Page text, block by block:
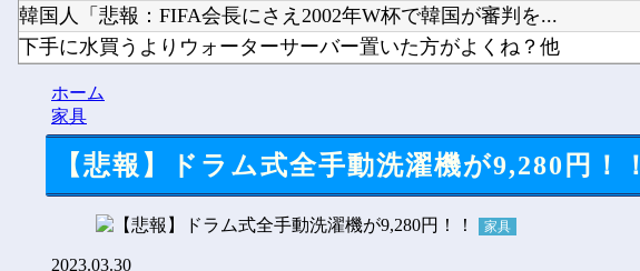
韓国人「悲報：FIFA会長にさえ2002年W杯で韓国が審判を...
下手に水買うよりウォーターサーバー置いた方がよくね？他
【にじさんじ】鏑木近日中に入院予定、その前準備に血を大量に取...
ホーム
家具
【悲報】ドラム式全手動洗濯機が9,280円！！
家具
2023.03.30